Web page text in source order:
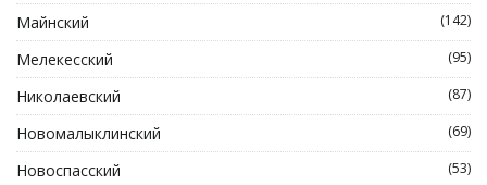
Майнский (142)
Мелекесский (95)
Николаевский (87)
Новомалыклинский (69)
Новоспасский (53)